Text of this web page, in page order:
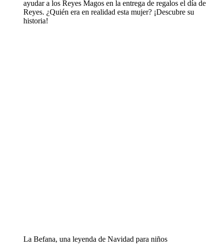
ayudar a los Reyes Magos en la entrega de regalos el día de
Reyes. ¿Quién era en realidad esta mujer? ¡Descubre su
historia!
La Befana, una leyenda de Navidad para niños